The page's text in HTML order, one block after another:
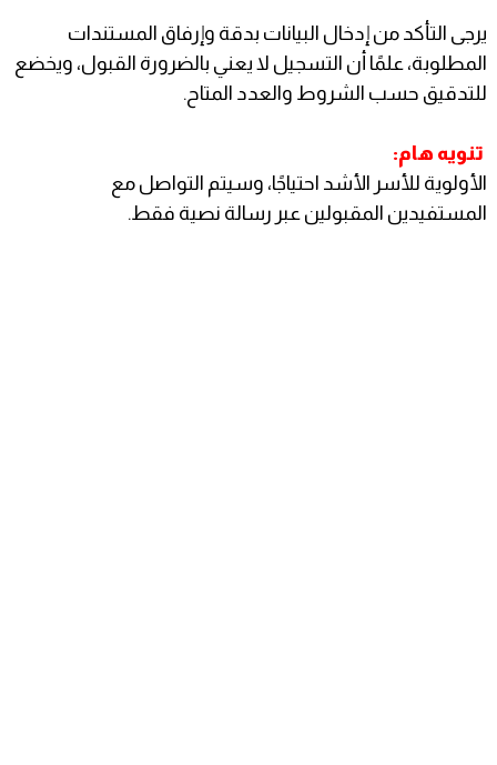
يرجى التأكد من إدخال البيانات بدقة وإرفاق المستندات
المطلوبة، علمًا أن التسجيل لا يعني بالضرورة القبول، ويخضع
للتدقيق حسب الشروط والعدد المتاح.
تنويه هام:
الأولوية للأسر الأشد احتياجًا، وسيتم التواصل مع
المستفيدين المقبولين عبر رسالة نصية فقط.